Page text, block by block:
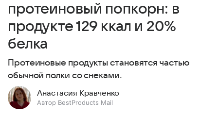
протеиновый попкорн: в
продукте 129 ккал и 20%
белка
Протеиновые продукты становятся частью
обычной полки со снеками.
Анастасия Кравченко
Автор BestProducts Mail